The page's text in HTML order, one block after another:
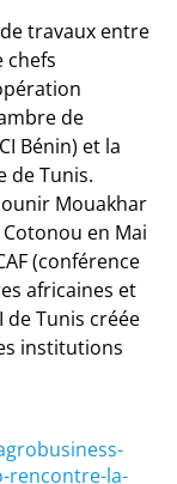
travaux entre
chefs
de
Bénin) et la
de Tunis.
Mouakhar
en Mai
(conférence
africaines et
de Tunis créée
institutions
rencontre-la-